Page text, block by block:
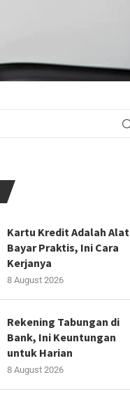
Kartu Kredit Adalah Alat
Bayar Praktis, Ini Cara
Kerjanya
8 August 2026
Rekening Tabungan di
Bank, Ini Keuntungan
untuk Harian
8 August 2026